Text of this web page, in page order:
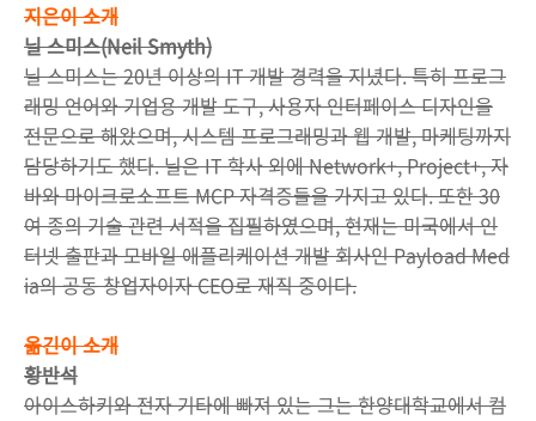
지은이 소개
닐 스미스(Neil Smyth)
닐 스미스는 20년 이상의 IT 개발 경력을 지녔다. 특히 프로그
래밍 언어와 기업용 개발 도구, 사용자 인터페이스 디자인을
전문으로 해왔으며, 시스템 프로그래밍과 웹 개발, 마케팅까지
담당하기도 했다. 닐은 IT 학사 외에 Network+, Project+, 자
바와 마이크로소프트 MCP 자격증들을 가지고 있다. 또한 30
여 종의 기술 관련 서적을 집필하였으며, 현재는 미국에서 인
터넷 출판과 모바일 애플리케이션 개발 회사인 Payload Med
ia의 공동 창업자이자 CEO로 재직 중이다.
옮긴이 소개
황반석
아이스하키와 전자 기타에 빠져 있는 그는 한양대학교에서 컴